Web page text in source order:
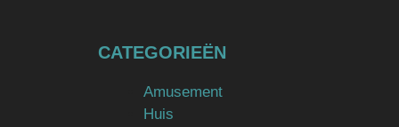
CATEGORIEËN
Amusement
Huis